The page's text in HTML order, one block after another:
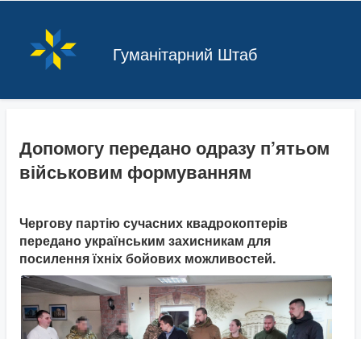
Гуманітарний Штаб
Допомогу передано одразу п’ятьом
військовим формуванням
Чергову партію сучасних квадрокоптерів
передано українським захисникам для
посилення їхніх бойових можливостей.